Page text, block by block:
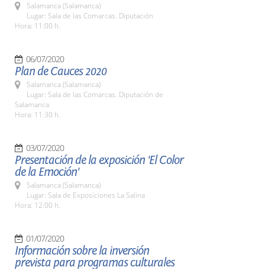
Salamanca (Salamanca)
Lugar: Sala de las Comarcas. Diputación
Hora: 11:00 h.
06/07/2020
Plan de Cauces 2020
Salamanca (Salamanca)
Lugar: Sala de las Comarcas. Diputación de
Salamanca
Hora: 11:30 h.
03/07/2020
Presentación de la exposición 'El Color
de la Emoción'
Salamanca (Salamanca)
Lugar: Sala de Exposiciones La Salina
Hora: 12:00 h.
01/07/2020
Información sobre la inversión
prevista para programas culturales